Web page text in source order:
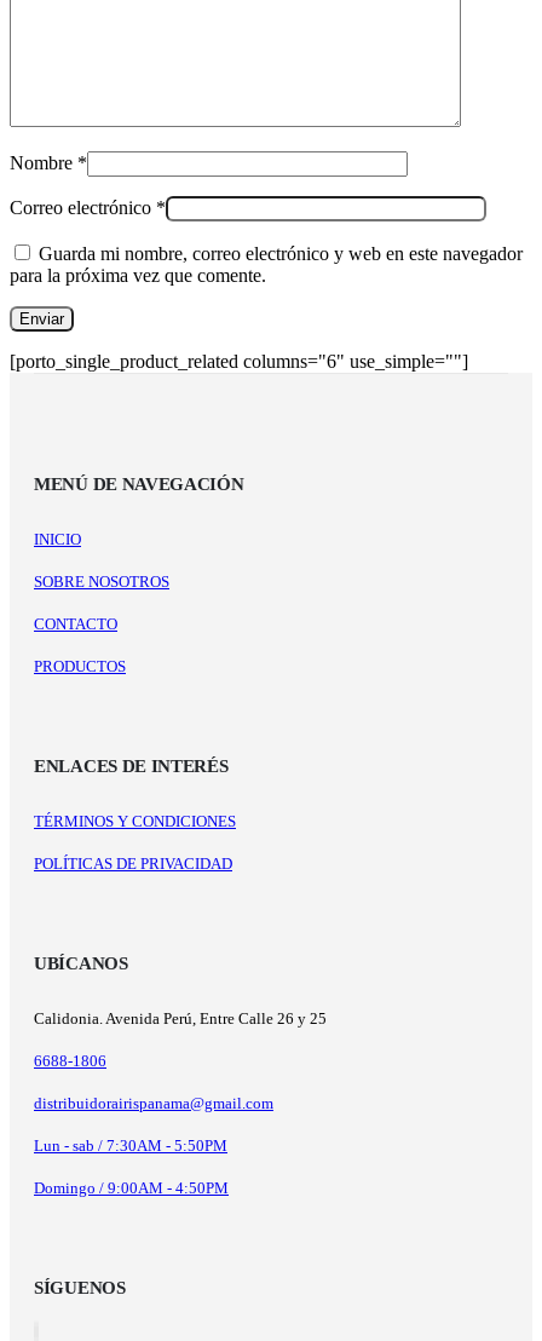
Nombre *
Correo electrónico *
Guarda mi nombre, correo electrónico y web en este navegador
para la próxima vez que comente.
[porto_single_product_related columns="6" use_simple=""]
MENÚ DE NAVEGACIÓN
INICIO
SOBRE NOSOTROS
CONTACTO
PRODUCTOS
ENLACES DE INTERÉS
TÉRMINOS Y CONDICIONES
POLÍTICAS DE PRIVACIDAD
UBÍCANOS
Calidonia. Avenida Perú, Entre Calle 26 y 25
6688-1806
distribuidorairispanama@gmail.com
Lun - sab / 7:30AM - 5:50PM
Domingo / 9:00AM - 4:50PM
SÍGUENOS